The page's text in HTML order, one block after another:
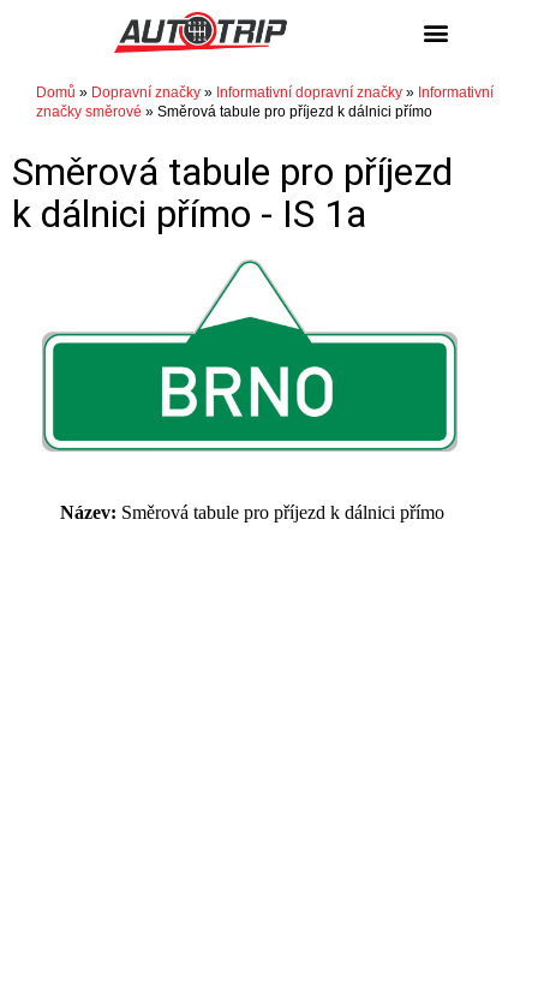
Domů » Dopravní značky » Informativní dopravní značky » Informativní
značky směrové » Směrová tabule pro příjezd k dálnici přímo
Směrová tabule pro příjezd
k dálnici přímo - IS 1a
Název: Směrová tabule pro příjezd k dálnici přímo